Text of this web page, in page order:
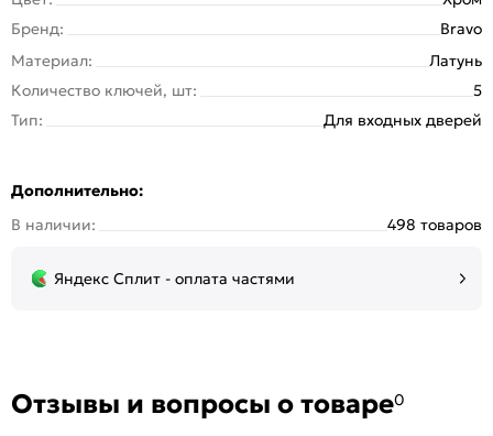
Бренд:
Bravo
Материал:
Латунь
Количество ключей, шт:
5
Тип:
Для входных дверей
Дополнительно:
В наличии:
498 товаров
Яндекс Сплит - оплата частями
Отзывы и вопросы о товаре0